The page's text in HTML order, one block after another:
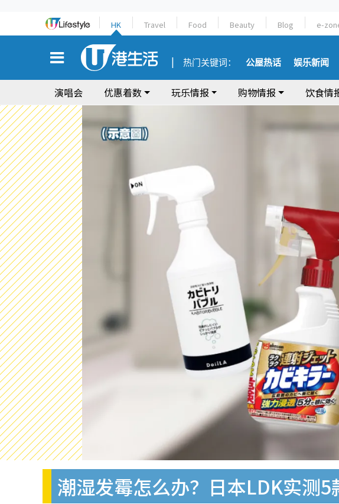
HK Travel Food Beauty Blog e-
热门关键词： 公屋热话 娱乐新闻
演唱会 优惠着数 玩乐情报 购物情报 饮食情
潮湿发霉怎么办？日本LDK实测